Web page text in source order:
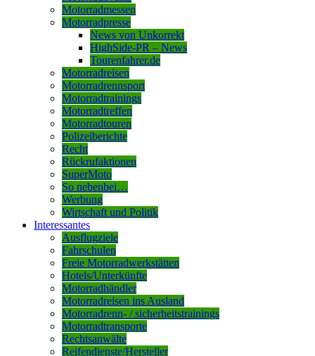
Motorradmessen
Motorradpresse
News von Unkorrekt
HighSide-PR – News
Tourenfahrer.de
Motorradreisen
Motorradrennsport
Motorradtrainings
Motorradtreffen
Motorradtouren
Polizeiberichte
Recht
Rückrufaktionen
SuperMoto
So nebenbei…
Werbung
Wirtschaft und Politik
Interessantes
Ausflugziele
Fahrschulen
Freie Motorradwerkstätten
Hotels/Unterkünfte
Motorradhändler
Motorradreisen ins Ausland
Motorradrenn- / sicherheitstrainings
Motorradtransporte
Rechtsanwälte
Reifendienste/Hersteller